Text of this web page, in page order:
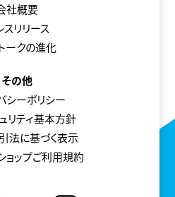
社概要
スリリース
ークの進化
その他
シーポリシー
リティ基本方針
法に基づく表示
ョップご利用規約